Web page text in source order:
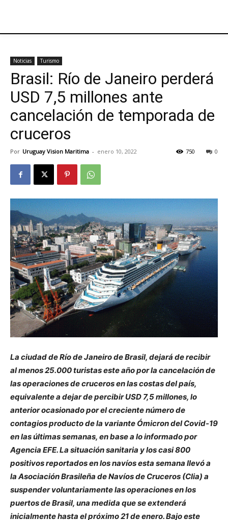
Noticias Turismo
Brasil: Río de Janeiro perderá
USD 7,5 millones ante
cancelación de temporada de
cruceros
Por Uruguay Vision Maritima - enero 10, 2022 0
750
La ciudad de Río de Janeiro de Brasil, dejará de recibir
al menos 25.000 turistas este año por la cancelación de
las operaciones de cruceros en las costas del país,
equivalente a dejar de percibir USD 7,5 millones, lo
anterior ocasionado por el creciente número de
contagios producto de la variante Ómicron del Covid-19
en las últimas semanas, en base a lo informado por
Agencia EFE. La situación sanitaria y los casi 800
positivos reportados en los navíos esta semana llevó a
la Asociación Brasileña de Navíos de Cruceros (Clia) a
suspender voluntariamente las operaciones en los
puertos de Brasil, una medida que se extenderá
inicialmente hasta el próximo 21 de enero. Bajo este